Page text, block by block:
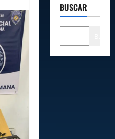
BUSCAR